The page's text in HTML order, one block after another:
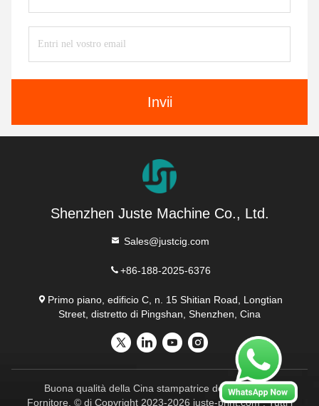
Invii
Shenzhen Juste Machine Co., Ltd.
Sales@justcig.com
+86-188-2025-6376
Primo piano, edificio C, n. 15 Shitian Road, Longtian
Street, distretto di Pingshan, Shenzhen, Cina
Buona qualità della Cina stampatrice dello schermo
Fornitore. © di Copyright 2023-2026 juste-print.com . Tutti i